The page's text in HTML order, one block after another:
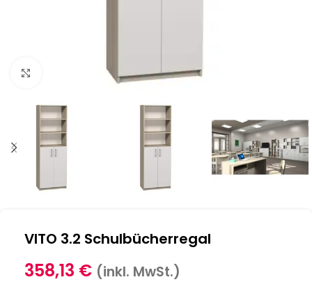
Klick zum Vergrößern
VITO 3.2 Schulbücherregal
358,13 € (inkl. MwSt.)